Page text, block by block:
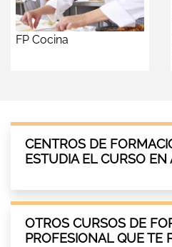
FP Cocina
CENTROS DE
ESTUDIA EL CURSO EN
OTROS CURSOS DE
PROFESIONAL QUE TE